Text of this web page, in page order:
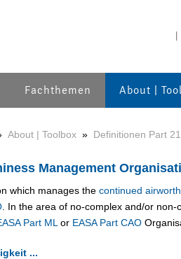
Fachthemen About |
About | Toolbox » Definitionen Part 21
Management
which manages the continued
. In the area of no-complex and/or non-
Part ML or EASA Part CAO
...